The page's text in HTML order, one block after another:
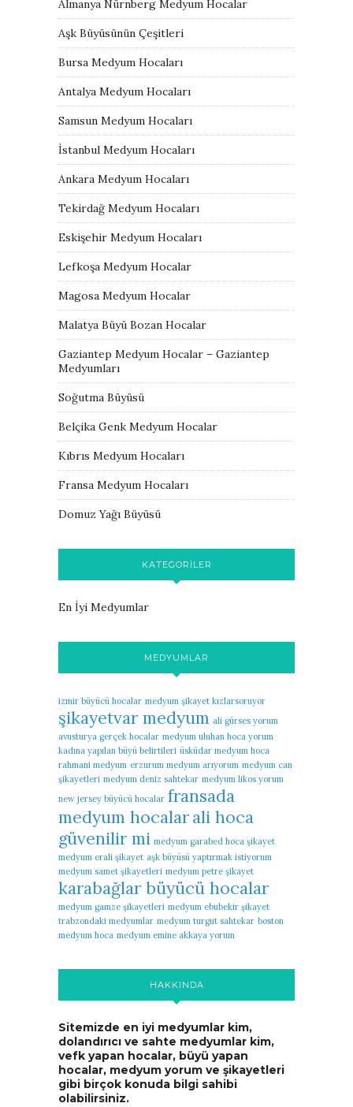
Almanya Nürnberg Medyum Hocalar
Aşk Büyüsünün Çeşitleri
Bursa Medyum Hocaları
Antalya Medyum Hocaları
Samsun Medyum Hocaları
İstanbul Medyum Hocaları
Ankara Medyum Hocaları
Tekirdağ Medyum Hocaları
Eskişehir Medyum Hocaları
Lefkoşa Medyum Hocalar
Magosa Medyum Hocalar
Malatya Büyü Bozan Hocalar
Gaziantep Medyum Hocalar – Gaziantep
Medyumları
Soğutma Büyüsü
Belçika Genk Medyum Hocalar
Kıbrıs Medyum Hocaları
Fransa Medyum Hocaları
Domuz Yağı Büyüsü
KATEGORILER
En İyi Medyumlar
MEDYUMLAR
izmir büyücü hocalar medyum şikayet kızlarsoruyor
şikayetvar medyum ali gürses yorum
avusturya gerçek hocalar medyum uluhan hoca yorum
kadına yapılan büyü belirtileri üsküdar medyum hoca
rahmani medyum erzurum medyum arıyorum medyum can
şikayetleri medyum deniz sahtekar medyum likos yorum
new jersey büyücü hocalar fransada
medyum hocalarali hoca
güvenilir mi medyum garabed hoca şikayet
medyum erali şikayet aşk büyüsü yaptırmak istiyorum
medyum samet şikayetleri medyum petre şikayet
karabağlar büyücü hocalar
medyum gamze şikayetleri medyum ebubekir şikayet
trabzondaki medyumlar medyum turgut sahtekar boston
medyum hoca medyum emine akkaya yorum
HAKKINDA
Sitemizde en iyi medyumlar kim,
dolandırıcı ve sahte medyumlar kim,
vefk yapan hocalar, büyü yapan
hocalar, medyum yorum ve şikayetleri
gibi birçok konuda bilgi sahibi
olabilirsiniz.